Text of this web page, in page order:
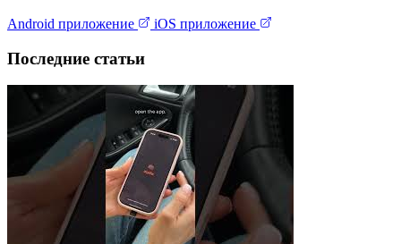
Android приложение iOS приложение
Последние статьи